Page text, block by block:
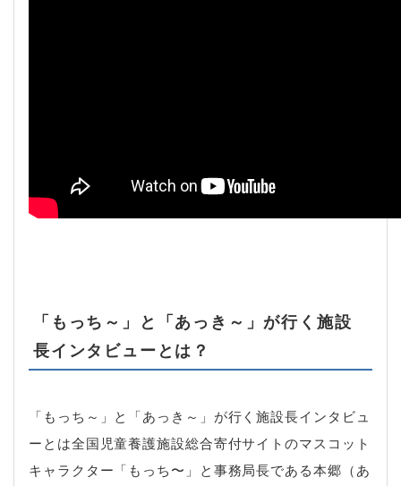
「もっち～」と「あっき～」が行く施設
長インタビューとは？
「もっち～」と「あっき～」が行く施設長インタビュ
ーとは全国児童養護施設総合寄付サイトのマスコット
キャラクター「もっち〜」と事務局長である本郷（あ